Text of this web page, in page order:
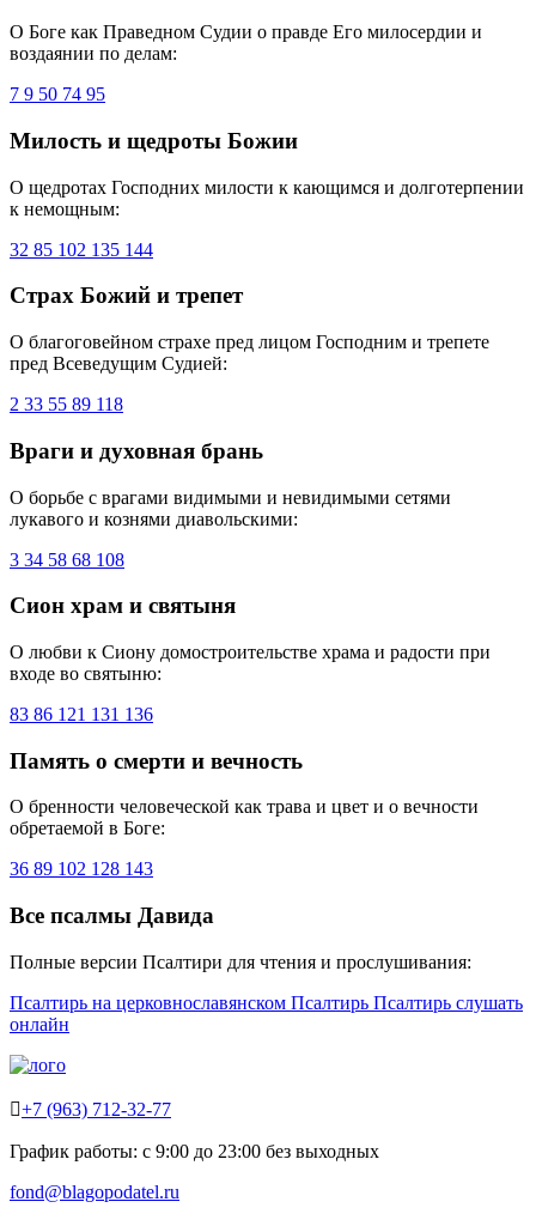
О Боге как Праведном Судии о правде Его милосердии и
воздаянии по делам:
7 9 50 74 95
Милость и щедроты Божии
О щедротах Господних милости к кающимся и долготерпении
к немощным:
32 85 102 135 144
Страх Божий и трепет
О благоговейном страхе пред лицом Господним и трепете
пред Всеведущим Судией:
2 33 55 89 118
Враги и духовная брань
О борьбе с врагами видимыми и невидимыми сетями
лукавого и кознями диавольскими:
3 34 58 68 108
Сион храм и святыня
О любви к Сиону домостроительстве храма и радости при
входе во святыню:
83 86 121 131 136
Память о смерти и вечность
О бренности человеческой как трава и цвет и о вечности
обретаемой в Боге:
36 89 102 128 143
Все псалмы Давида
Полные версии Псалтири для чтения и прослушивания:
Псалтирь на церковнославянском Псалтирь Псалтирь слушать
онлайн
+7 (963) 712-32-77
График работы: с 9:00 до 23:00 без выходных
fond@blagopodatel.ru